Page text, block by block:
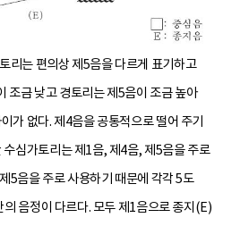
리는 편의상 제5음을 다르게 표기하고
조금 낮고 경토리는 제5음이 조금 높아
가 없다. 제4음을 공통적으로 떨어 주기
수심가토리는 제1음, 제4음, 제5음을 주로
5음을 주로 사용하기 때문에 각각 5도
음정이 다르다. 모두 제1음으로 종지(E)